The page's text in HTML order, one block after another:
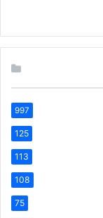
997
125
113
108
75